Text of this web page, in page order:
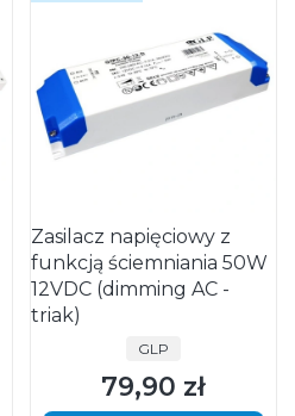
Zasilacz napięciowy z
funkcją ściemniania 50W
12VDC (dimming AC -
triak)
PRODUCENT
GLP
Cena
79,90 zł